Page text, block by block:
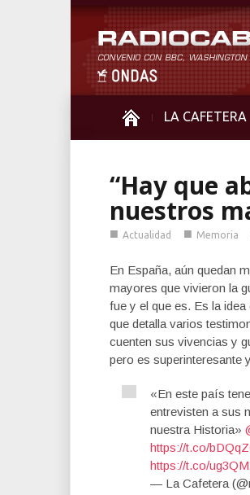
LA CAFETERA
“Hay que
nuestros
■ Actualidad ■ Memoria
En España, aún quedan
mayores que vivieron la
fue y el que es. Es la
que detalla varios
cuenten sus vivencias y
pero es superinteresante
«En este país
entrevisten a sus
nuestra Historia»
https://t.co/
https://t.co/
— La Cafetera